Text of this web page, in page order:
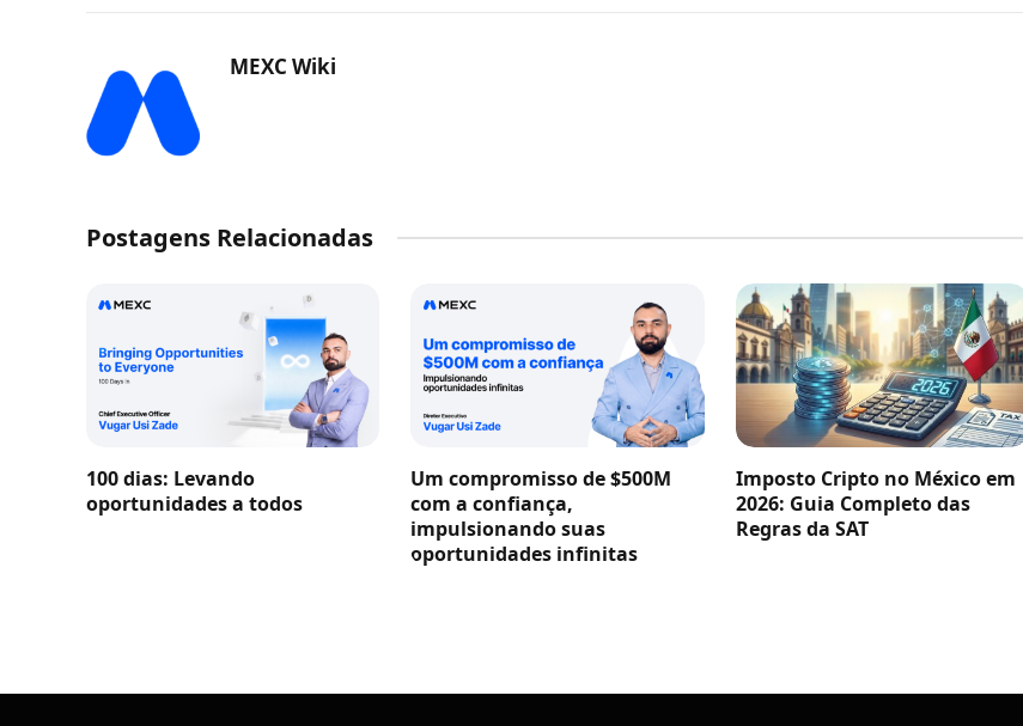
MEXC Wiki
Postagens Relacionadas
100 dias: Levando
oportunidades a todos
Um compromisso de $500M
com a confiança,
impulsionando suas
oportunidades infinitas
Imposto Cripto no México em
2026: Guia Completo das
Regras da SAT